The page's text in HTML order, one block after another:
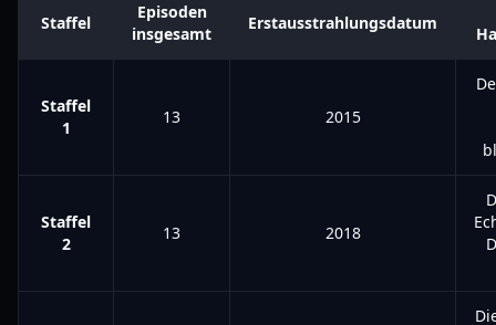
Staffel
Episoden
insgesamt
Erstausstrahlungsdatum
Staffel
1
13 2015
Staffel
2
13 2018